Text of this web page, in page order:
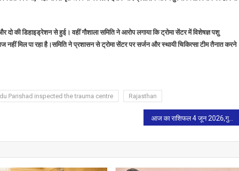
की डिहाइड्रेशन से हुई। वहीं गौशाला समिति ने आरोप लगाया कि ट्रोमा सेंटर में विशेषज्ञ पशु
मिल पा रहा है।समिति ने प्रशासन से ट्रोमा सेंटर पर सर्जन और स्थायी चिकित्सा टीम तैनात करने
Parishad inspected the trauma centre
Rajasthan
आज का राशिफल 4 जून 2026,गुरूवार